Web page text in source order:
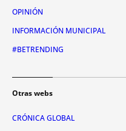
OPINIÓN
INFORMACIÓN MUNICIPAL
#BETRENDING
Otras webs
CRÓNICA GLOBAL